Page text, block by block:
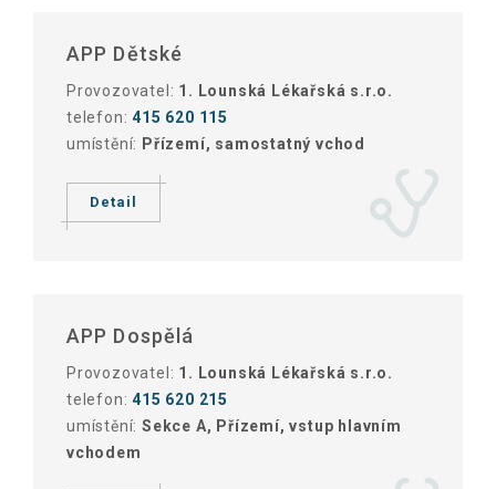
APP Dětské
Provozovatel: 1. Lounská Lékařská s.r.o.
telefon:415 620 115
umístění: Přízemí, samostatný vchod
Detail
APP Dospělá
Provozovatel: 1. Lounská Lékařská s.r.o.
telefon:415 620 215
umístění: Sekce A, Přízemí, vstup hlavním
vchodem